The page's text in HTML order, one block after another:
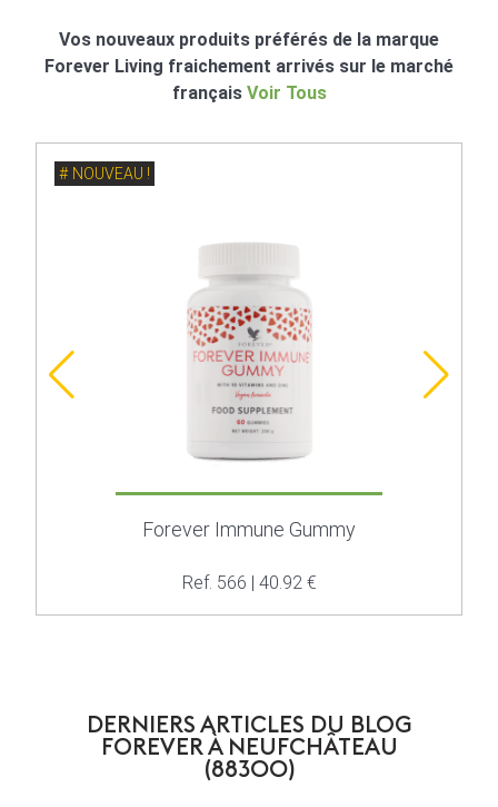
Vos nouveaux produits préférés de la marque
Forever Living fraichement arrivés sur le marché
français Voir Tous
NOUVEAU !
Forever Immune Gummy
Ref. 566 | 40.92 €
DERNIERS ARTICLES DU BLOG
FOREVER À NEUFCHÂTEAU
(88300)